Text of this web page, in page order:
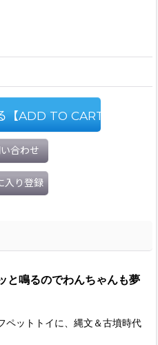
【ADD TO CART】
合わせ
入り登録
と鳴るのでわんちゃんも夢
ペットトイに、縄文＆古墳時代